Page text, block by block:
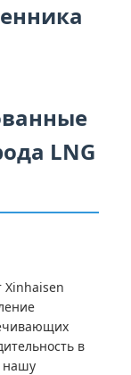
LNG
Xinhaisen
в
нашу